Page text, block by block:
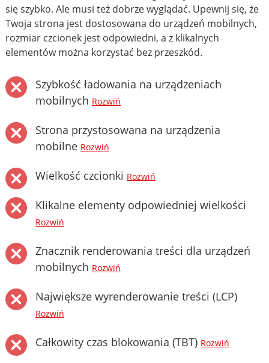
się szybko. Ale musi też dobrze wyglądać. Upewnij się, że
Twoja strona jest dostosowana do urządzeń mobilnych,
rozmiar czcionek jest odpowiedni, a z klikalnych
elementów można korzystać bez przeszkód.
Szybkość ładowania na urządzeniach
mobilnych Rozwiń
Strona przystosowana na urządzenia
mobilne Rozwiń
Wielkość czcionki Rozwiń
Klikalne elementy odpowiedniej wielkości
Rozwiń
Znacznik renderowania treści dla urządzeń
mobilnych Rozwiń
Największe wyrenderowanie treści (LCP)
Rozwiń
Całkowity czas blokowania (TBT) Rozwiń